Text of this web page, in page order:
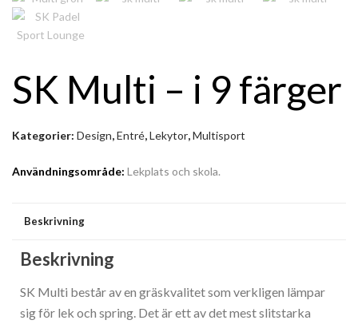
Cricket
Bostadsområden/Innergårdar
Träningsytor/Gym
Trädgård
Trafikmiljö
Terass/Balkong/Uteplats
Padel
Offentlig Miljö
Multiplan
Mässa/Utställning
SK Multi – i 9 färger
Kategorier: Design,Entré,Lekytor,Multisport
Användningsområde: Lekplats och skola.
Beskrivning
Beskrivning
SK Multi består av en gräskvalitet som verkligen lämpar
sig för lek och spring. Det är ett av det mest slitstarka